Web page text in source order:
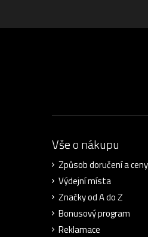
Vše o nákupu
Způsob doručení a ceny
Výdejní místa
Značky od A do Z
Bonusový program
Reklamace